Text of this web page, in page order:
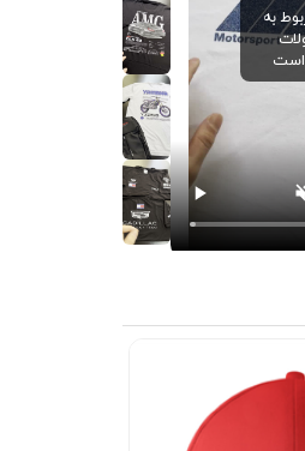
به
است